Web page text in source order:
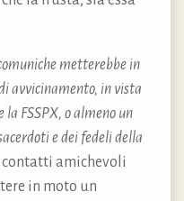
metterebbe in
avvicinamento, in vista
la FSSPX, o almeno un
e dei fedeli della
contatti amichevoli
in moto un